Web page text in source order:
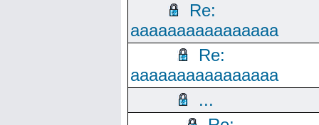
Re:
aaaaaaaaaaaaaaaa
Re:
aaaaaaaaaaaaaaaa
...